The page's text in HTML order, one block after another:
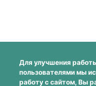
Для улучшения
пользователями мы
работу с сайтом, Вы